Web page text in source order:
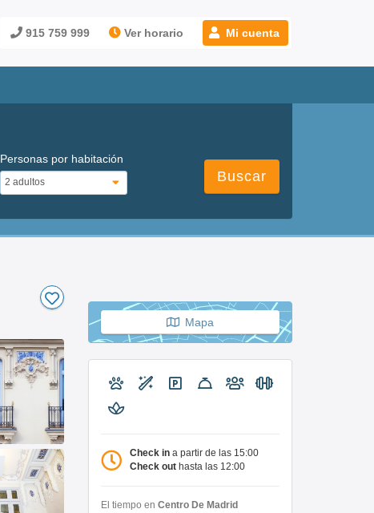
915 759 999 Ver horario Mi cuenta
Personas por habitación
Buscar
Mapa
Check in a partir de las 15:00
Check out hasta las 12:00
El tiempo en Centro De Madrid